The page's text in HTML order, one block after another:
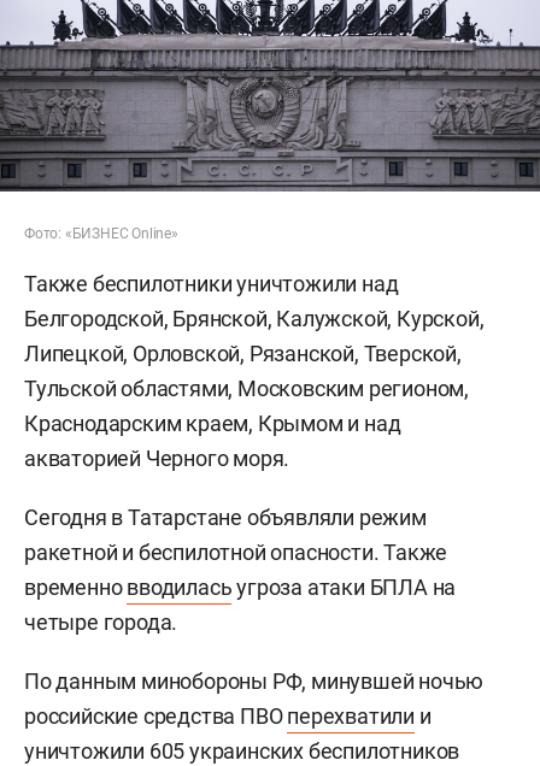
Фото: «БИЗНЕС Online»
Также беспилотники уничтожили над
Белгородской, Брянской, Калужской, Курской,
Липецкой, Орловской, Рязанской, Тверской,
Тульской областями, Московским регионом,
Краснодарским краем, Крымом и над
акваторией Черного моря.
Сегодня в Татарстане объявляли режим
ракетной и беспилотной опасности. Также
временновводиласьугроза атаки БПЛА на
четыре города.
По данным минобороны РФ, минувшей ночью
российские средства ПВОперехватили и
уничтожили 605 украинских беспилотников